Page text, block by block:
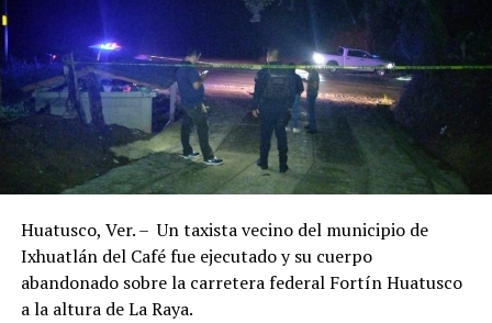
Huatusco, Ver. – Un taxista vecino del municipio de
Ixhuatlán del Café fue ejecutado y su cuerpo
abandonado sobre la carretera federal Fortín Huatusco
a la altura de La Raya.